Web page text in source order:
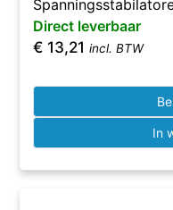
Direct leverbaar
€ 13,21 incl. BTW
In